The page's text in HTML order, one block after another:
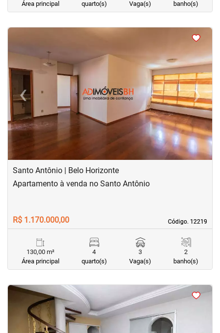
Área principal
quarto(s)
Vaga(s)
banho(s)
<
‹Previous ›Next
Santo Antônio | Belo Horizonte
Código. 12219
Código. 12219
Apartamento à venda no Santo Antônio
R$ 1.170.000,00
130,00 m²
Área principal
4
quarto(s)
3
Vaga(s)
2
banho(s)
< <<<